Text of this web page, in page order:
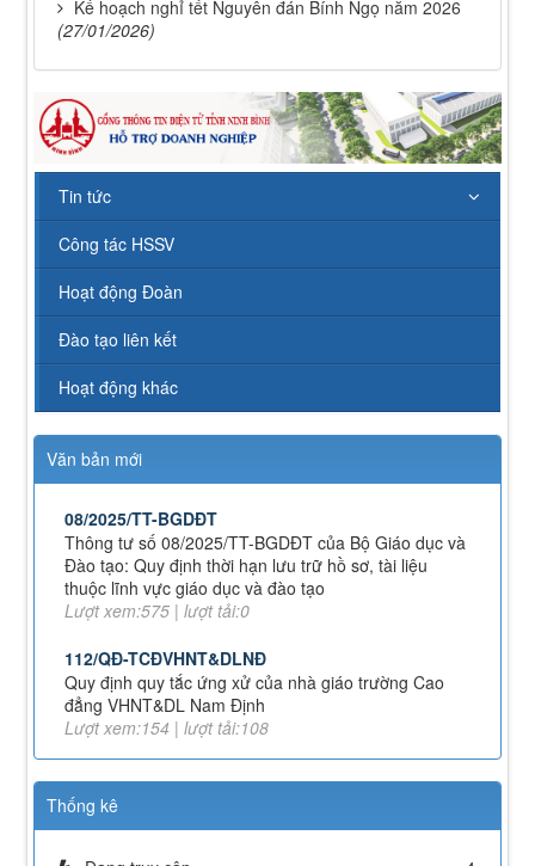
Kế hoạch nghỉ tết Nguyên đán Bính Ngọ năm 2026
(27/01/2026)
Tin tức
Công tác HSSV
Hoạt động Đoàn
Đào tạo liên kết
Hoạt động khác
Văn bản mới
112/QĐ-TCĐVHNT&DLNĐ
Quy định quy tắc ứng xử của nhà giáo trường Cao
đẳng VHNT&DL Nam Định
Lượt xem:154 | lượt tải:108
43/KH-TCĐVHNT&DLNĐ
Kế hoạch chuyển đổi vị trí công tác năm 2026
Lượt xem:247 | lượt tải:149
238/2025/NĐ-CP
Quy định về chính sách học phí, miễn, giảm, hỗ trợ
học phí, hỗ trợ chi phí học tập và giá dịch vụ trong
lĩnh vực giáo dục, đào tạo
Lượt xem:349 | lượt tải:227
71-NQ/TW
Nghị quyết số 71-NQ/TWcủa Bộ Chính trị về đột phá
phát triển giáo dục và đào tạo
Lượt xem:515 | lượt tải:0
Thông tư số 08/2025/TT-BGDĐT của Bộ Giáo dục và
Đào tạo: Quy định thời hạn lưu trữ hồ sơ, tài liệu
thuộc lĩnh vực giáo dục và đào tạo
Lượt xem:575 | lượt tải:0
Quy định quy tắc ứng xử của nhà giáo trường Cao
đẳng VHNT&DL Nam Định
Lượt xem:154 | lượt tải:108
43/KH-TCĐVHNT&DLNĐ
Kế hoạch chuyển đổi vị trí công tác năm 2026
Lượt xem:247 | lượt tải:149
238/2025/NĐ-CP
Thống kê